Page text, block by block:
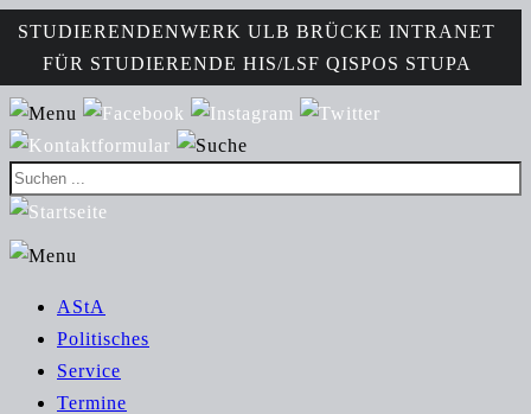
STUDIERENDENWERK ULB BRÜCKE INTRANET
FÜR STUDIERENDE HIS/LSF QISPOS STUPA
AStA
Politisches
Service
Termine